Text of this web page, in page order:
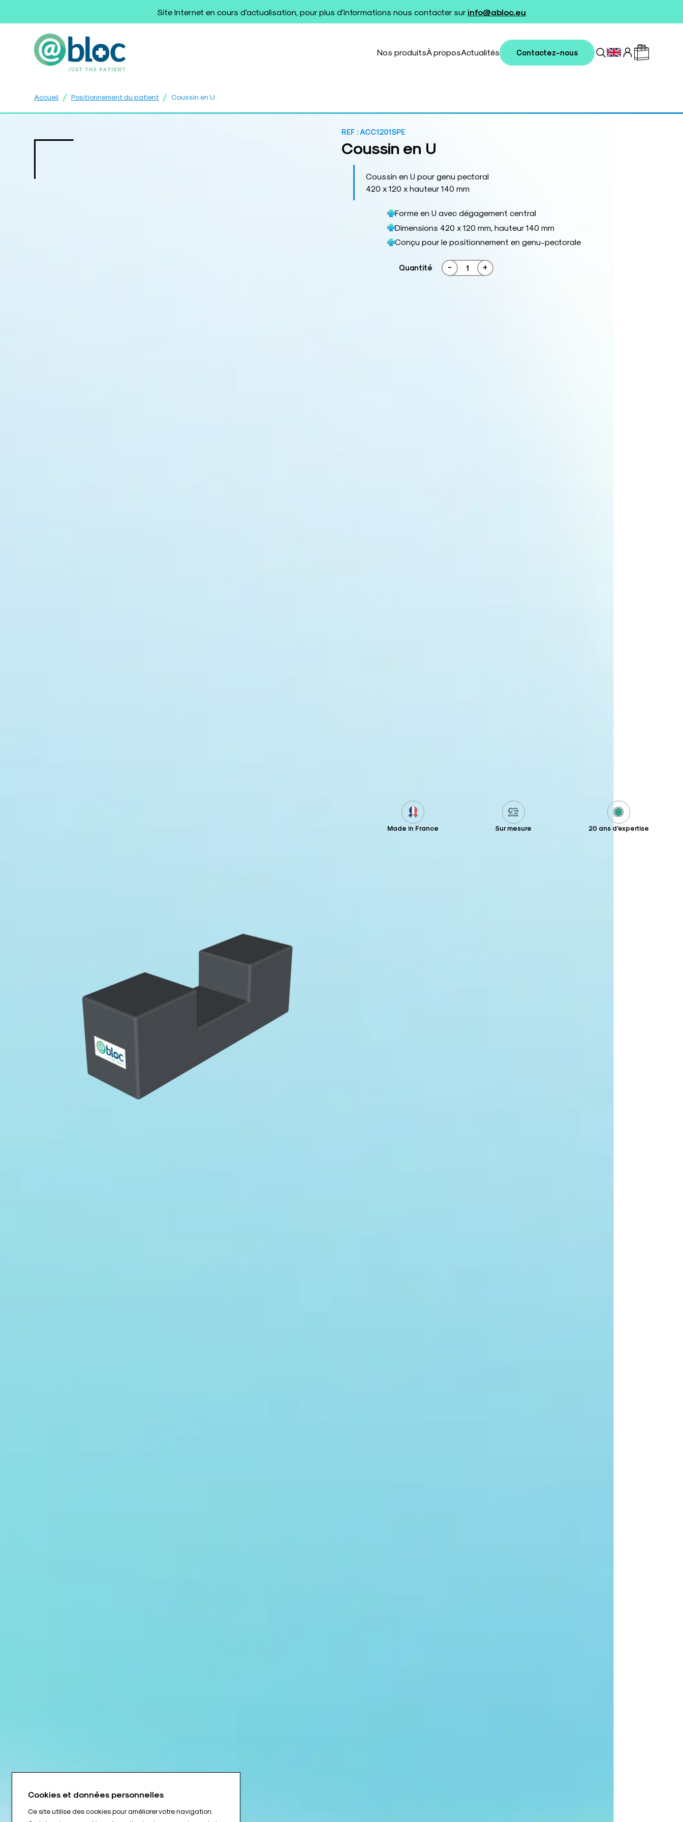
Site Internet en cours d'actualisation, pour plus d'informations nous contacter sur info@abloc.eu
Nos produitsÀ proposActualités Contactez-nous
Accueil / Positionnement du patient / Coussin en U
REF : ACC1201SPE
Coussin en U
Coussin en U pour genu pectoral
420 x 120 x hauteur 140 mm
Forme en U avec dégagement central
Dimensions 420 x 120 mm, hauteur 140 mm
Conçu pour le positionnement en genu-pectorale
Quantité - +
Made in France Sur mesure 20 ans d'expertise
Cookies et données personnelles
Ce site utilise des cookies pour améliorer votre navigation.